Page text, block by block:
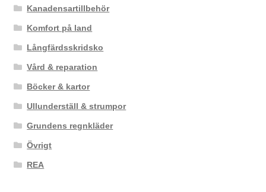
Kanadensartillbehör
Komfort på land
Långfärdsskridsko
Vård & reparation
Böcker & kartor
Ullunderställ & strumpor
Grundens regnkläder
Övrigt
REA